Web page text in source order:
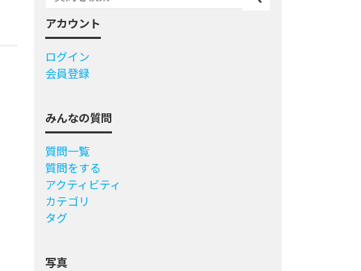
アカウント
ログイン
会員登録
みんなの質問
質問一覧
質問をする
アクティビティ
カテゴリ
タグ
写真